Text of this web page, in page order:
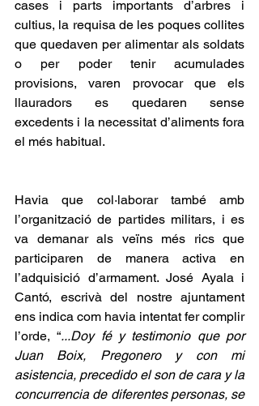
cases i parts importants d’arbres i
cultius, la requisa de les poques collites
que quedaven per alimentar als soldats
o per poder tenir acumulades
provisions, varen provocar que els
llauradors es quedaren sense
excedents i la necessitat d’aliments fora
el més habitual.
Havia que col·laborar també amb
l’organització de partides militars, i es
va demanar als veïns més rics que
participaren de manera activa en
l’adquisició d’armament. José Ayala i
Cantó, escrivà del nostre ajuntament
ens indica com havia intentat fer complir
l’orde, “...Doy fé y testimonio que por
Juan Boix, Pregonero y con mi
asistencia, precedido el son de cara y la
concurrencia de diferentes personas, se